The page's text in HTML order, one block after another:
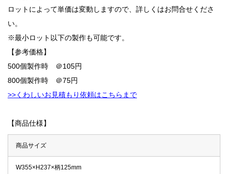
ロットによって単価は変動しますので、詳しくはお問合せくださ
い。
※最小ロット以下の製作も可能です。
【参考価格】
500個製作時 ＠105円
800個製作時 ＠75円
>>くわしいお見積もり依頼はこちらまで
【商品仕様】
商品サイズ
W355×H237×柄125mm